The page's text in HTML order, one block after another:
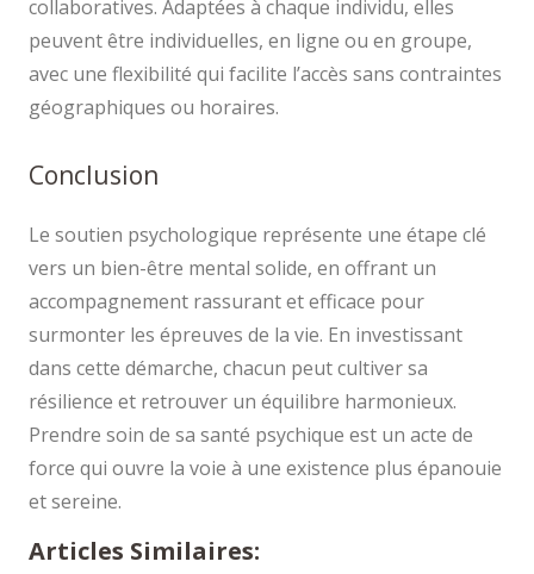
collaboratives. Adaptées à chaque individu, elles
peuvent être individuelles, en ligne ou en groupe,
avec une flexibilité qui facilite l’accès sans contraintes
géographiques ou horaires.
Conclusion
Le soutien psychologique représente une étape clé
vers un bien-être mental solide, en offrant un
accompagnement rassurant et efficace pour
surmonter les épreuves de la vie. En investissant
dans cette démarche, chacun peut cultiver sa
résilience et retrouver un équilibre harmonieux.
Prendre soin de sa santé psychique est un acte de
force qui ouvre la voie à une existence plus épanouie
et sereine.
Articles Similaires: